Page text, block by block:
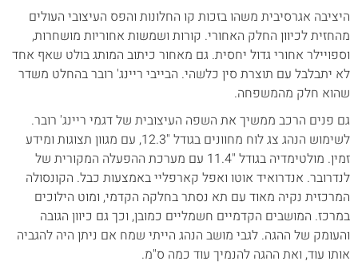
היציבה אגרסיבית משהו בזכות קו החלונות והפס העיצובי העולים
מהחזית לכיוון החלק האחורי. קורות ושמשות אחוריות מושחרות,
וספויילר אחורי גדול יחסית. גם מאחור כיתוב המותג בולט שאף אחד
לא יתבלבל עם תוצרת סין כלשהי. הבייבי ריינג' רובר בהחלט משדר
שהוא חלק מהמשפחה.
גם פנים הרכב ממשיך את השפה העיצובית של דגמי ריינג' רובר.
לשימוש הנהג צג לוח מחוונים בגודל "12.3, עם מגוון תצוגות ומידע
זמין. מולטימדיה בגודל "11.4 עם מערכת ההפעלה המקורית של
לנדרובר. אנדרואיד אוטו ואפל קארפליי באמצעות כבל. הקונסולה
המרכזית נקיה מאוד עם תא נסתר בחלקה הקדמי, ומוט הילוכים
במרכז. המושבים הקדמיים חשמליים כמובן, וכך גם כיוון הגובה
והעומק של ההגה. לגבי מושב הנהג הייתי שמח אם ניתן היה להגביה
אותו עוד, ואת ההגה להנמיך עוד כמה ס"מ.